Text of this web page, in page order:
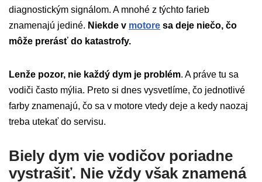
diagnostickým signálom. A mnohé z týchto farieb
znamenajú jediné. Niekde v motore sa deje niečo, čo
môže prerásť do katastrofy.
Lenže pozor, nie každý dym je problém. A práve tu sa
vodiči často mýlia. Preto si dnes vysvetlíme, čo jednotlivé
farby znamenajú, čo sa v motore vtedy deje a kedy naozaj
treba utekať do servisu.
Biely dym vie vodičov poriadne
vystrašiť. Nie vždy však znamená